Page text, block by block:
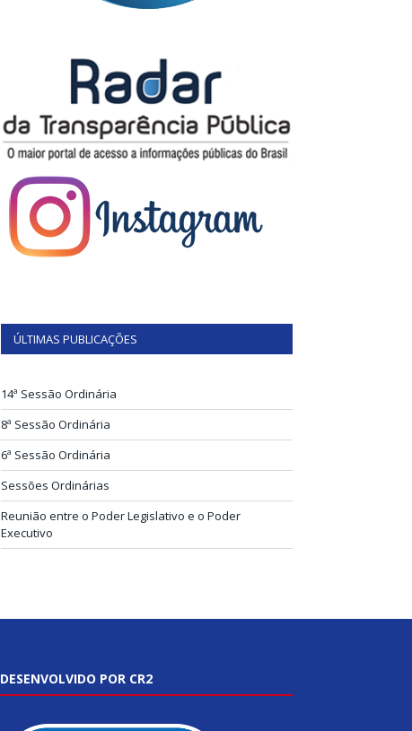
ÚLTIMAS PUBLICAÇÕES
14ª Sessão Ordinária
8ª Sessão Ordinária
6ª Sessão Ordinária
Sessões Ordinárias
Reunião entre o Poder Legislativo e o Poder
Executivo
DESENVOLVIDO POR CR2